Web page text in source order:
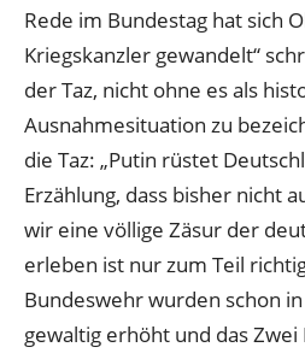
Rede im Bundestag hat sich
Kriegskanzler gewandelt“
der Taz, nicht ohne es als
Ausnahmesituation zu
die Taz: „Putin rüstet
Erzählung, dass bisher nicht
wir eine völlige Zäsur der
erleben ist nur zum Teil
Bundeswehr wurden schon
gewaltig erhöht und das